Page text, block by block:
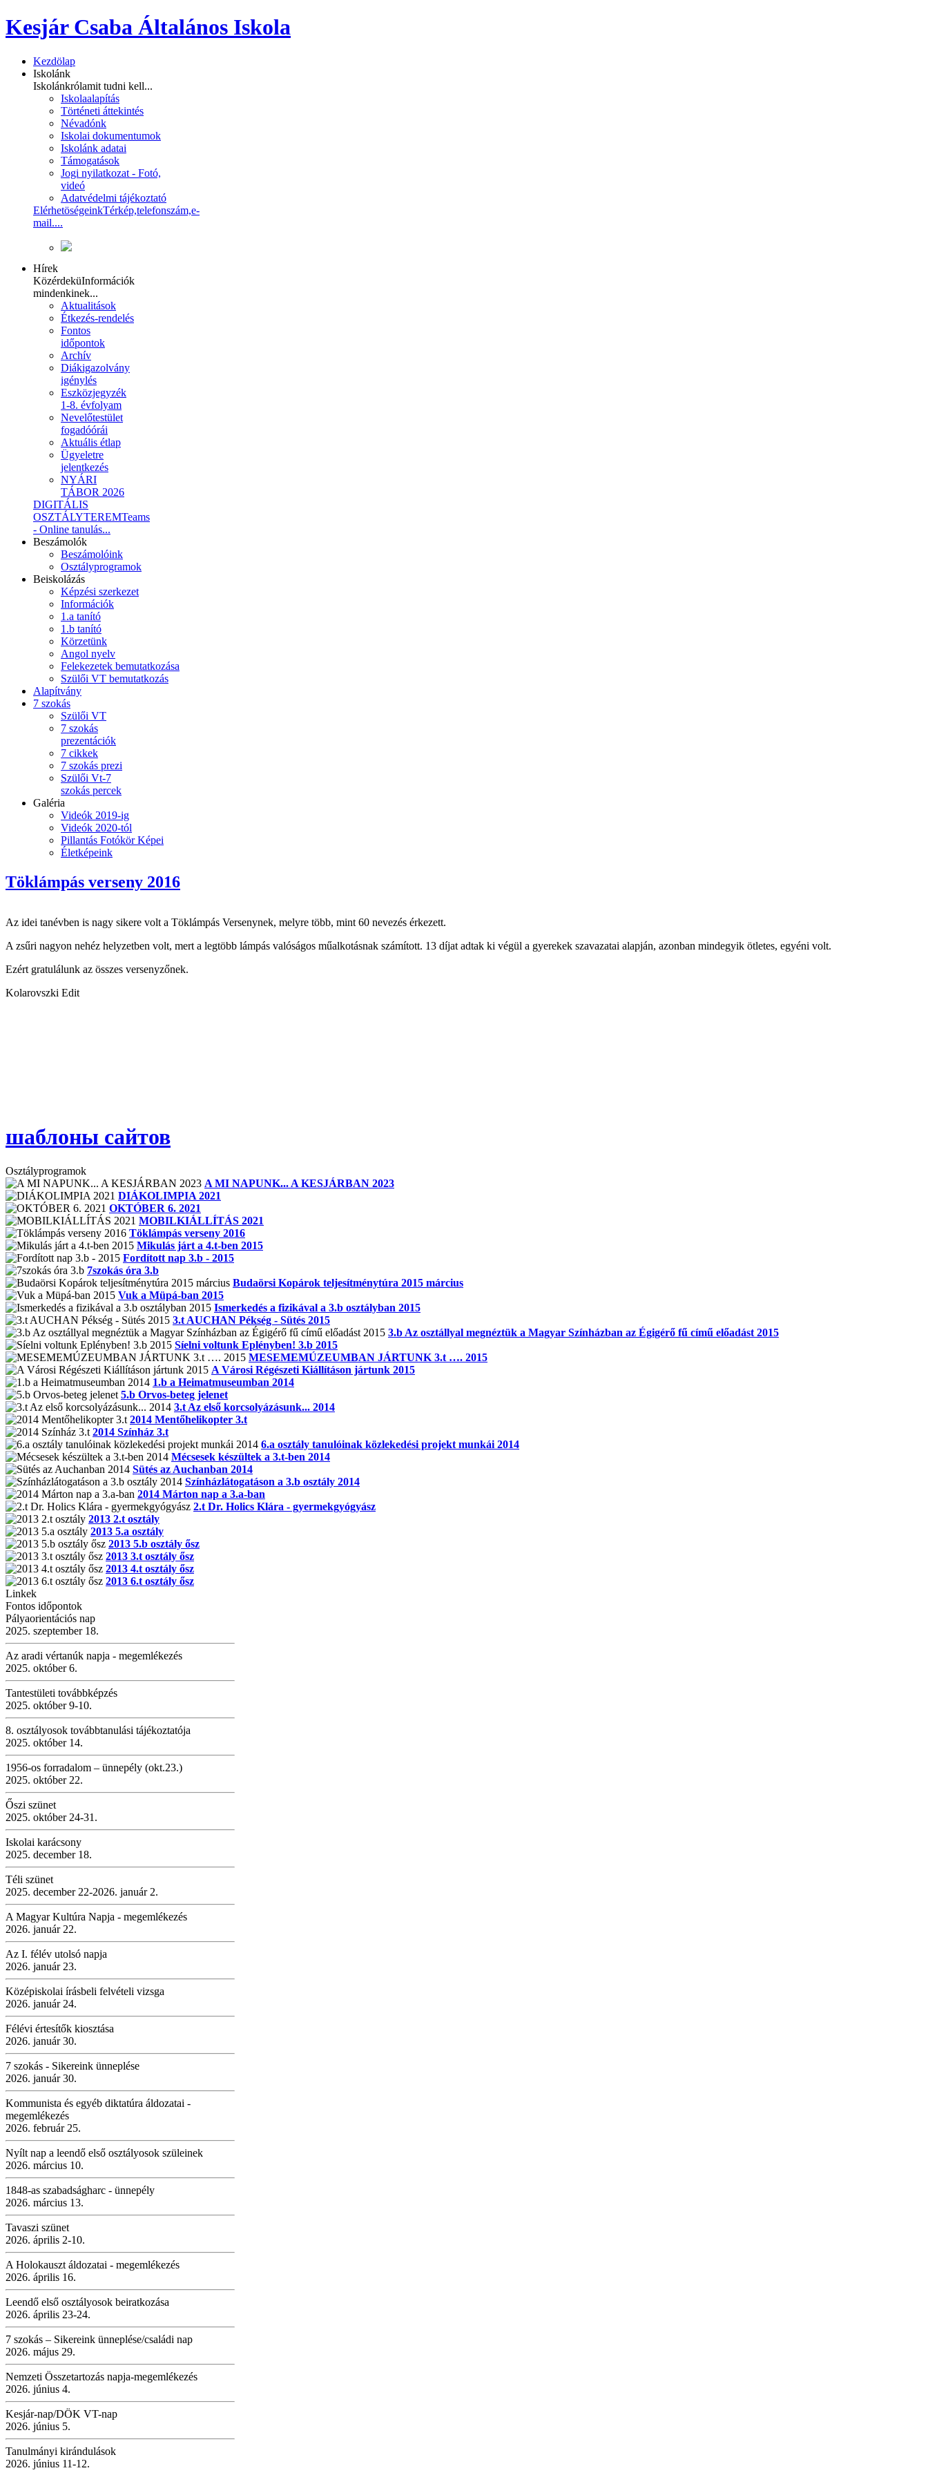
Kesjár Csaba Általános Iskola
Kezdölap
Iskolánk
Iskolánkrólamit tudni kell...
Iskolaalapítás
Történeti áttekintés
Névadónk
Iskolai dokumentumok
Iskolánk adatai
Támogatások
Jogi nyilatkozat - Fotó,
videó
Adatvédelmi tájékoztató
ElérhetöségeinkTérkép,telefonszám,e-
mail....
Hírek
KözérdeküInformációk
mindenkinek...
Aktualitások
Étkezés-rendelés
Fontos
időpontok
Archív
Diákigazolvány
igénylés
Eszközjegyzék
1-8. évfolyam
Nevelőtestület
fogadóórái
Aktuális étlap
Ügyeletre
jelentkezés
NYÁRI
TÁBOR 2026
DIGITÁLIS
OSZTÁLYTEREMTeams
- Online tanulás...
Beszámolók
Beszámolóink
Osztályprogramok
Beiskolázás
Képzési szerkezet
Információk
1.a tanító
1.b tanító
Körzetünk
Angol nyelv
Felekezetek bemutatkozása
Szülői VT bemutatkozás
Alapítvány
7 szokás
Szülői VT
7 szokás
prezentációk
7 cikkek
7 szokás prezi
Szülői Vt-7
szokás percek
Galéria
Videók 2019-ig
Videók 2020-tól
Pillantás Fotókör Képei
Életképeink
Töklámpás verseny 2016
Az idei tanévben is nagy sikere volt a Töklámpás Versenynek, melyre több, mint 60 nevezés érkezett.
A zsűri nagyon nehéz helyzetben volt, mert a legtöbb lámpás valóságos műalkotásnak számított. 13 díjat adtak ki végül a gyerekek szavazatai alapján, azonban mindegyik ötletes, egyéni volt.
Ezért gratulálunk az összes versenyzőnek.
Kolarovszki Edit
шаблоны сайтов
Osztályprogramok
A MI NAPUNK... A KESJÁRBAN 2023
DIÁKOLIMPIA 2021
OKTÓBER 6. 2021
MOBILKIÁLLÍTÁS 2021
Töklámpás verseny 2016
Mikulás járt a 4.t-ben 2015
Fordított nap 3.b - 2015
7szokás óra 3.b
Budaörsi Kopárok teljesítménytúra 2015 március
Vuk a Müpá-ban 2015
Ismerkedés a fizikával a 3.b osztályban 2015
3.t AUCHAN Pékség - Sütés 2015
3.b Az osztállyal megnéztük a Magyar Színházban az Égigérő fű című előadást 2015
Síelni voltunk Eplényben! 3.b 2015
MESEMEMÚZEUMBAN JÁRTUNK 3.t …. 2015
A Városi Régészeti Kiállításon jártunk 2015
1.b a Heimatmuseumban 2014
5.b Orvos-beteg jelenet
3.t Az első korcsolyázásunk... 2014
2014 Mentőhelikopter 3.t
2014 Színház 3.t
6.a osztály tanulóinak közlekedési projekt munkái 2014
Mécsesek készültek a 3.t-ben 2014
Sütés az Auchanban 2014
Színházlátogatáson a 3.b osztály 2014
2014 Márton nap a 3.a-ban
2.t Dr. Holics Klára - gyermekgyógyász
2013 2.t osztály
2013 5.a osztály
2013 5.b osztály ősz
2013 3.t osztály ősz
2013 4.t osztály ősz
2013 6.t osztály ősz
Linkek
Fontos időpontok
Pályaorientációs nap
2025. szeptember 18.
Az aradi vértanúk napja - megemlékezés
2025. október 6.
Tantestületi továbbképzés
2025. október 9-10.
8. osztályosok továbbtanulási tájékoztatója
2025. október 14.
1956-os forradalom – ünnepély (okt.23.)
2025. október 22.
Őszi szünet
2025. október 24-31.
Iskolai karácsony
2025. december 18.
Téli szünet
2025. december 22-2026. január 2.
A Magyar Kultúra Napja - megemlékezés
2026. január 22.
Az I. félév utolsó napja
2026. január 23.
Középiskolai írásbeli felvételi vizsga
2026. január 24.
Félévi értesítők kiosztása
2026. január 30.
7 szokás - Sikereink ünneplése
2026. január 30.
Kommunista és egyéb diktatúra áldozatai -
megemlékezés
2026. február 25.
Nyílt nap a leendő első osztályosok szüleinek
2026. március 10.
1848-as szabadságharc - ünnepély
2026. március 13.
Tavaszi szünet
2026. április 2-10.
A Holokauszt áldozatai - megemlékezés
2026. április 16.
Leendő első osztályosok beiratkozása
2026. április 23-24.
7 szokás – Sikereink ünneplése/családi nap
2026. május 29.
Nemzeti Összetartozás napja-megemlékezés
2026. június 4.
Kesjár-nap/DÖK VT-nap
2026. június 5.
Tanulmányi kirándulások
2026. június 11-12.